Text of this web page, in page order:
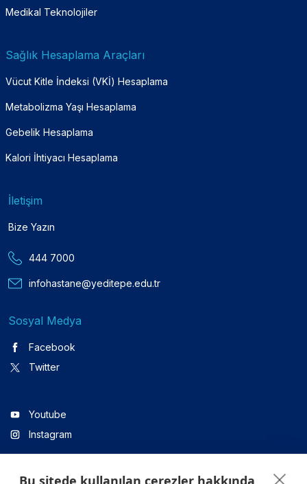
Medikal Teknolojiler
Sağlık Hesaplama Araçları
Vücut Kitle İndeksi (VKİ) Hesaplama
Metabolizma Yaşı Hesaplama
Gebelik Hesaplama
Kalori İhtiyacı Hesaplama
İletişim
Bize Yazın
444 7000
infohastane@yeditepe.edu.tr
Sosyal Medya
Facebook
Twitter
Youtube
Instagram
Bu sitede kullanılan çerezler hakkında